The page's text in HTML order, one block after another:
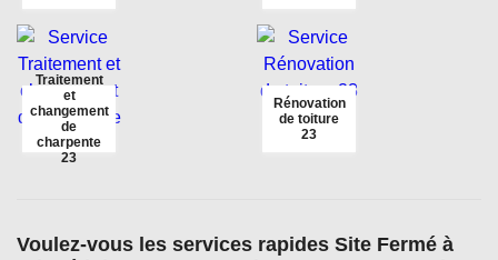
Traitement
et
changement
de
charpente
23
Rénovation
de toiture
23
Voulez-vous les services rapides Site Fermé à